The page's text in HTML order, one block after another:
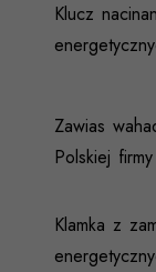
Klucz
Zawias
Polskiej
Klamka z